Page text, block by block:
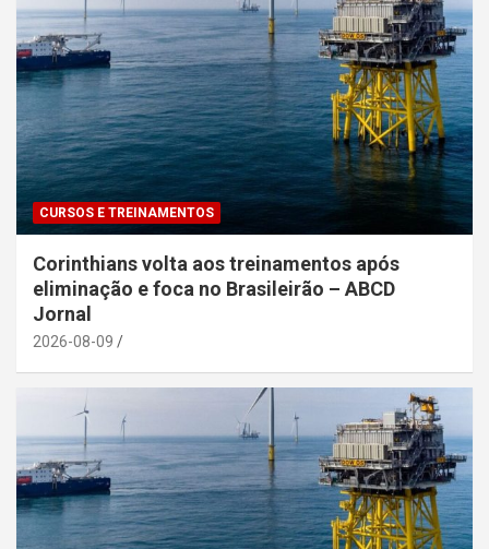
CURSOS E TREINAMENTOS
Corinthians volta aos treinamentos após
eliminação e foca no Brasileirão – ABCD
Jornal
2026-08-09